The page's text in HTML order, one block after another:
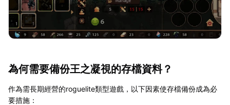
為何需要備份王之凝視的存檔資料？
作為需長期經營的roguelite類型遊戲，以下因素使存檔備份成為必
要措施：